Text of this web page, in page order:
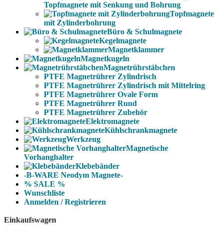
Topfmagnete mit Senkung und Bohrung
Topfmagnete
mit Zylinderbohrung
Büro & Schulmagnete
Kegelmagnete
Magnetklammer
Magnetkugeln
Magnetrührstäbchen
PTFE Magnetrührer Zylindrisch
PTFE Magnetrührer Zylindrisch mit Mittelring
PTFE Magnetrührer Ovale Form
PTFE Magnetrührer Rund
PTFE Magnetrührer Zubehör
Elektromagnete
Kühlschrankmagnete
Werkzeug
Magnetische
Vorhanghalter
Klebebänder
-B-WARE Neodym Magnete-
% SALE %
Wunschliste
Anmelden / Registrieren
Einkaufswagen